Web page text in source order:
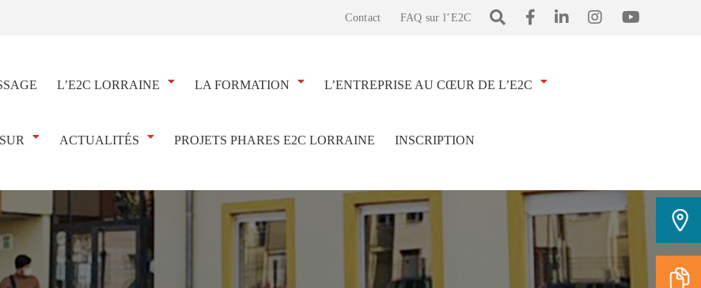
Contact FAQ sur l’E2C
L’E2C LORRAINE LA FORMATION L’ENTREPRISE AU CŒUR DE L’E2C
ACTUALITÉS PROJETS PHARES E2C LORRAINE INSCRIPTION